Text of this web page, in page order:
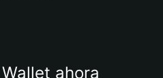
ahora